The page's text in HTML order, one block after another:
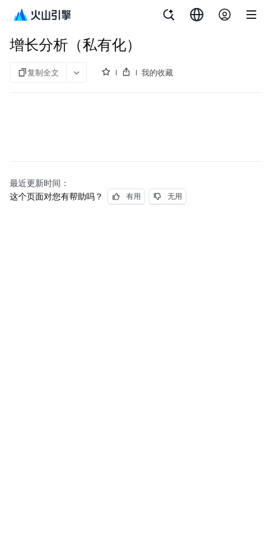
增长分析（私有化）
增长分析（私有化）
复制全文 我的收藏
最近更新时间：
这个页面对您有帮助吗？
有用 无用